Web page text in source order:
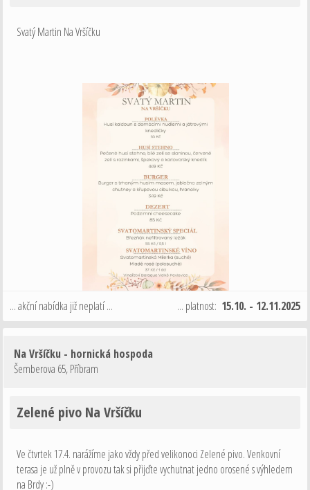
Svatý Martin Na Vršíčku
... akční nabídka již neplatí ... ... platnost: 15.10. - 12.11.2025
Na Vršíčku - hornická hospoda
Šemberova 65,Příbram
Zelené pivo Na Vršíčku
Ve čtvrtek 17.4. narážíme jako vždy před velikonoci Zelené pivo. Venkovní
terasa je už plně v provozu tak si přijďte vychutnat jedno orosené s výhledem
na Brdy :-)